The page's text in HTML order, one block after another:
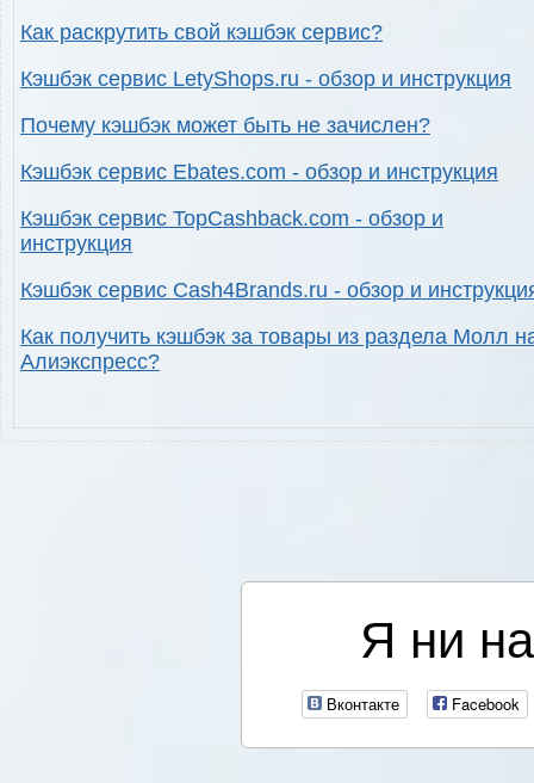
Как раскрутить свой кэшбэк сервис?
Кэшбэк сервис LetyShops.ru - обзор и инструкция
Почему кэшбэк может быть не зачислен?
Кэшбэк сервис Ebates.com - обзор и инструкция
Кэшбэк сервис TopCashback.com - обзор и
инструкция
Кэшбэк сервис Cash4Brands.ru - обзор и
Как получить кэшбэк за товары из раздела Молл
Алиэкспресс?
Я ни
Вконтакте Facebook